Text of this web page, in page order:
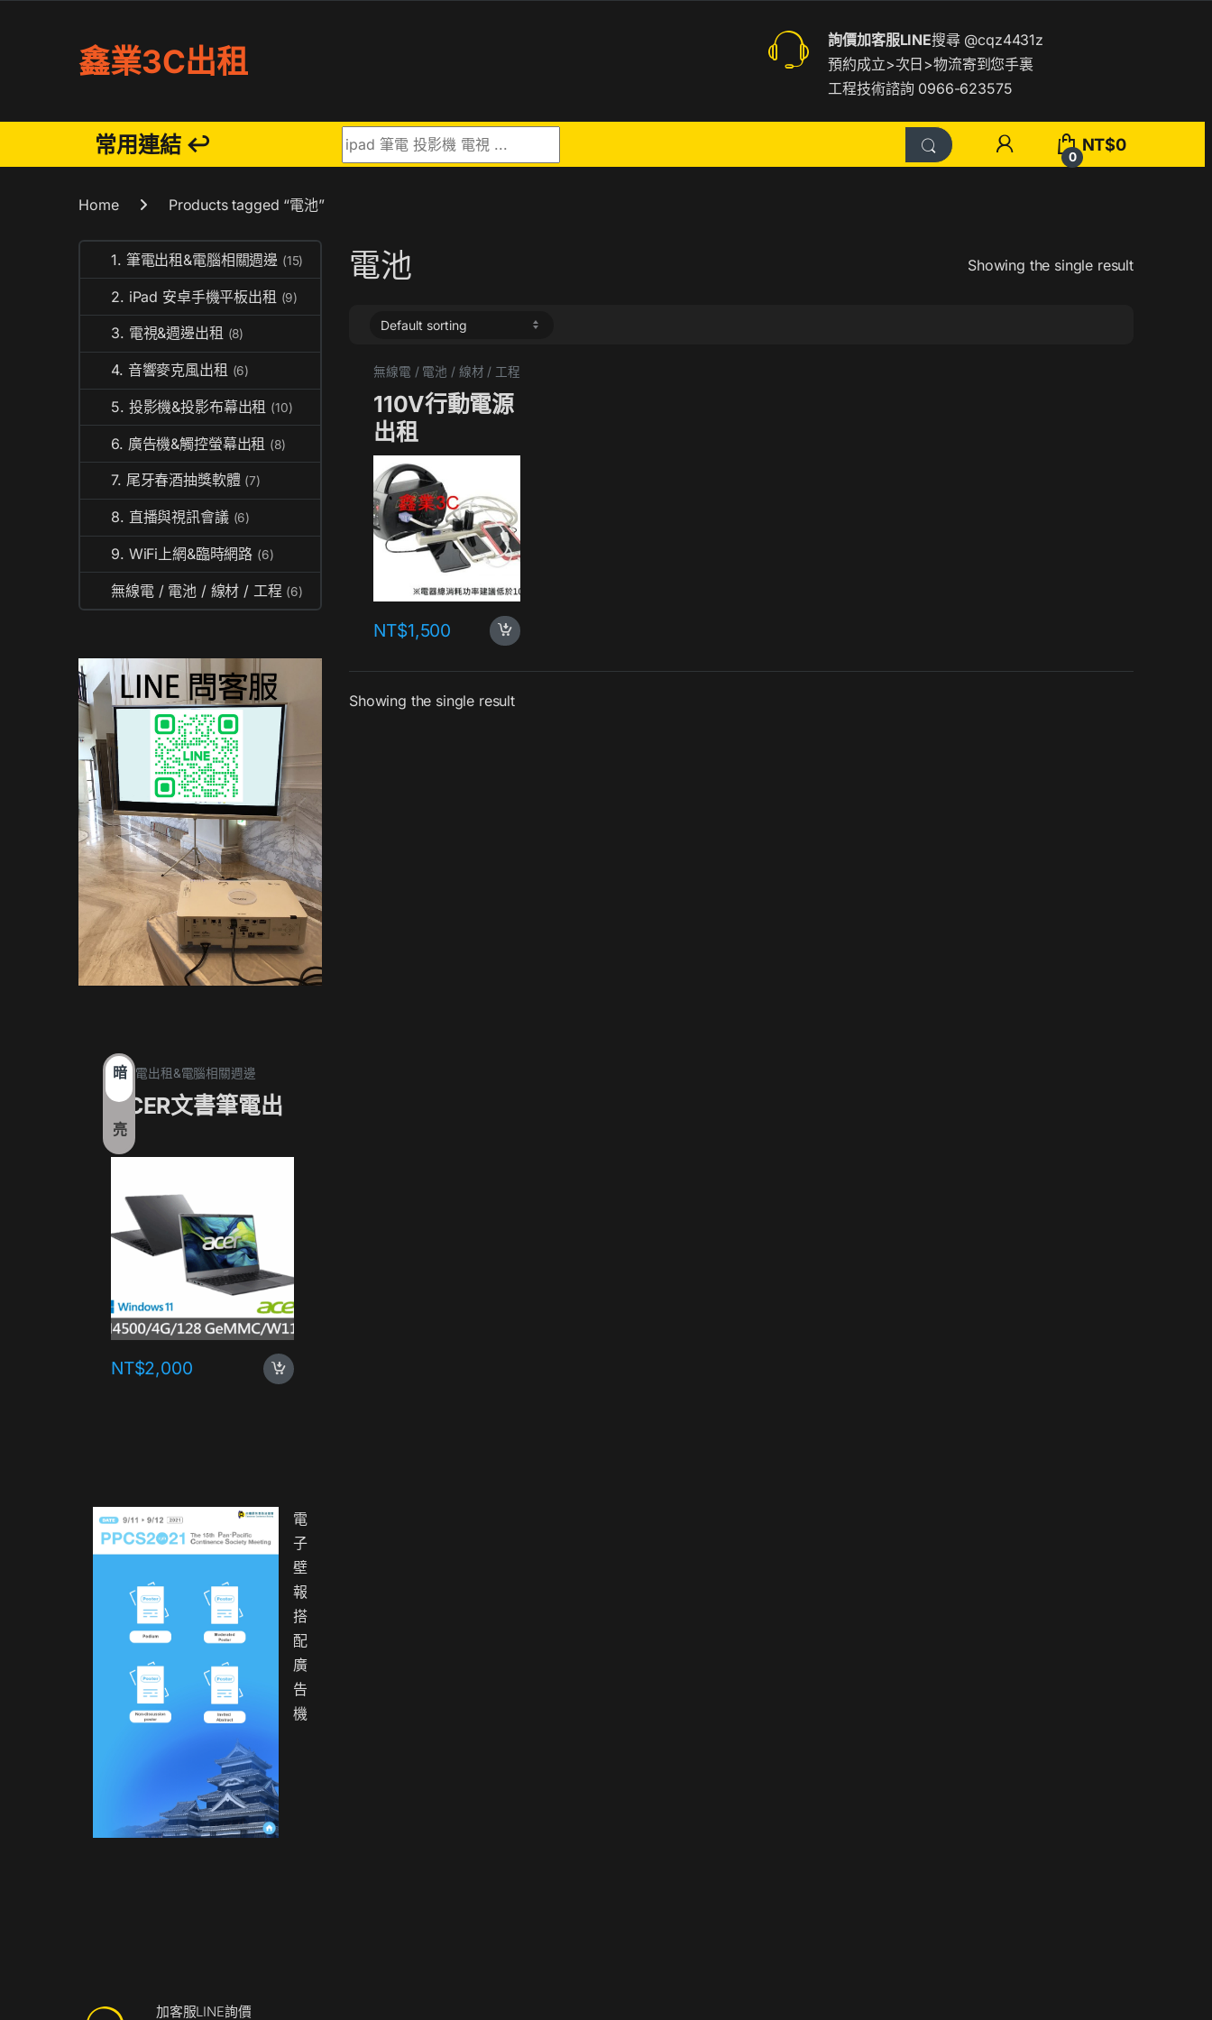
暗
亮
鑫業3C出租
詢價加客服LINE搜尋 @cqz4431z
預約成立>次日>物流寄到您手裏
工程技術諮詢 0966-623575
常用連結 ↩ Search for:
0
NT$0
Home Products tagged “電池”
電池 Showing the single result
無線電 / 電池 / 線材 / 工程
110V行動電源
出租
NT$1,500
Showing the single result
1. 筆電出租&電腦相關週邊 (15)
2. iPad 安卓手機平板出租 (9)
3. 電視&週邊出租 (8)
4. 音響麥克風出租 (6)
5. 投影機&投影布幕出租 (10)
6. 廣告機&觸控螢幕出租 (8)
7. 尾牙春酒抽獎軟體 (7)
8. 直播與視訊會議 (6)
9. WiFi上網&臨時網路 (6)
無線電 / 電池 / 線材 / 工程 (6)
1. 筆電出租&電腦相關週邊
ACER文書筆電出
租
NT$2,000
電
子
壁
報
搭
配
廣
告
機
加客服LINE詢價